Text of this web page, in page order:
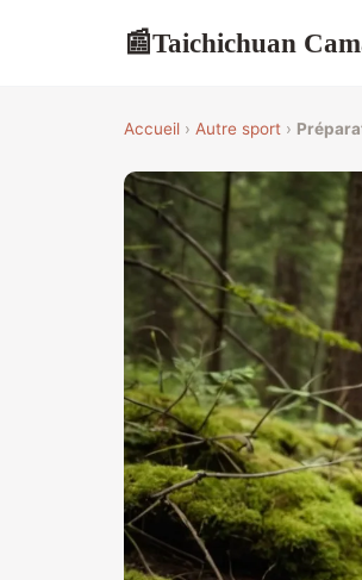
📰Taichichuan
Accueil › Autre sport ›